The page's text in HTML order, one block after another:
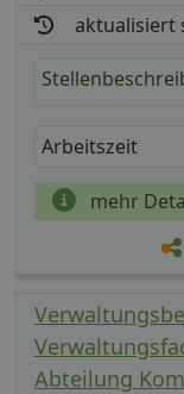
aktualisiert
Arbeitszeit
mehr
Abteilung